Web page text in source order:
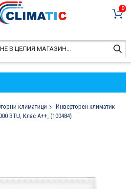
0
климатици
Инверторен климатик
BTU, Клас A++, (100484)